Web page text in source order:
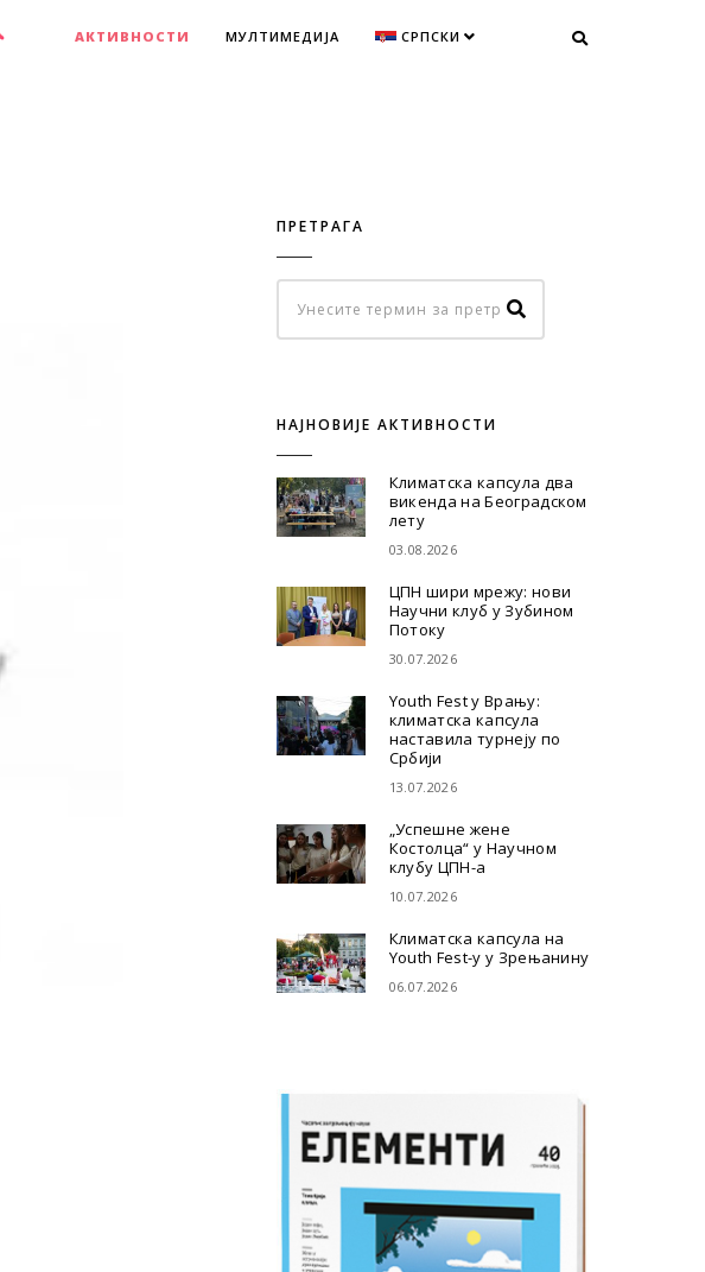
АКТИВНОСТИ МУЛТИМЕДИЈА СРПСКИ
ПРЕТРАГА
НАЈНОВИЈЕ АКТИВНОСТИ
Климатска капсула два
викенда на Београдском
лету
03.08.2026
ЦПН шири мрежу: нови
Научни клуб у Зубином
Потоку
30.07.2026
Youth Fest у Врању:
климатска капсула
наставила турнеју по
Србији
13.07.2026
„Успешне жене
Костолца“ у Научном
клубу ЦПН-а
10.07.2026
Климатска капсула на
Youth Fest-у у Зрењанину
06.07.2026